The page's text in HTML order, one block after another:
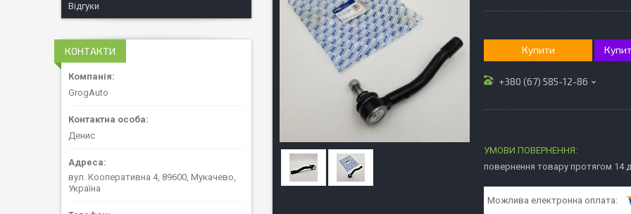
Купити
+380 (67) 585-12-86
повернення товару протягом 14
Відгуки
КОНТАКТИ
GrogAuto
Денис
вул. Кооперативна 4, 89600, Мукачево,
Україна